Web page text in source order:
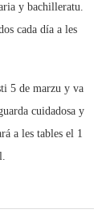
y bachilleratu.
cada día a les
5 de marzu y va
cuidadosa y
a les tables el 1